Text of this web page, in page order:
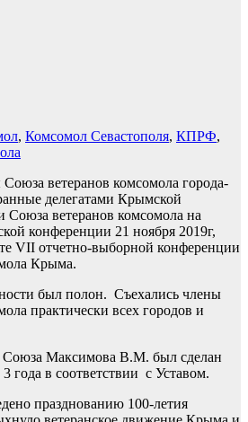
, Комсомол Севастополя, КПРФ,
ветеранов комсомола города-
делегатами Крымской
Союза ветеранов комсомола на
конференции 21 ноября 2019г,
VII отчетно-выборной конференции
Крыма.
был полон. Съехались члены
практически всех городов и
Союза Максимова В.М. был сделан
года в соответствии с Уставом.
празднованию 100-летия